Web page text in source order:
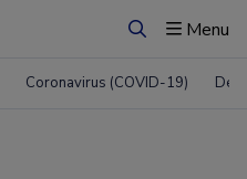
ZoekenMenu
Coronavirus (COVID-19)